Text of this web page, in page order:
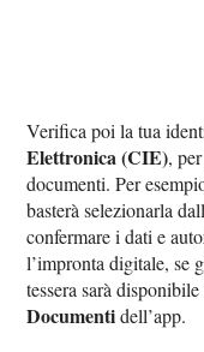
Verifica poi la tua
Elettronica (CIE),
documenti. Per
basterà selezionarla
confermare i dati e
l’impronta digitale, se
tessera sarà
Documentidell’app.